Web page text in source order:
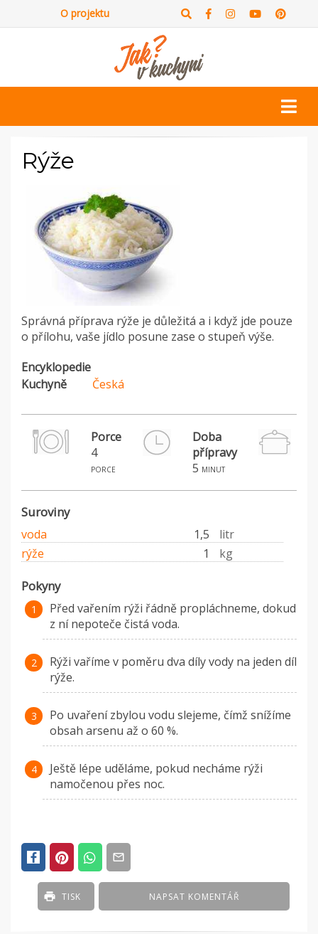
O projektu
Rýže
Správná příprava rýže je důležitá a i když jde pouze
o přílohu, vaše jídlo posune zase o stupeň výše.
Encyklopedie
Kuchyně
Česká
Porce
4
porce
Doba
přípravy
5 minut
Suroviny
voda 1,5
litr
rýže
1 kg
Pokyny
Před vařením rýži řádně propláchneme, dokud
z ní nepoteče čistá voda.
Rýži vaříme v poměru dva díly vody na jeden díl
rýže.
Po uvaření zbylou vodu slejeme, čímž snížíme
obsah arsenu až o 60 %.
Ještě lépe uděláme, pokud necháme rýži
namočenou přes noc.
NAPSAT KOMENTÁŘ
TISK